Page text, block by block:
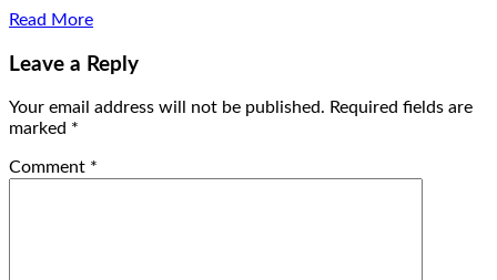
Read More
Leave a Reply
Your email address will not be published. Required fields are
marked *
Comment *